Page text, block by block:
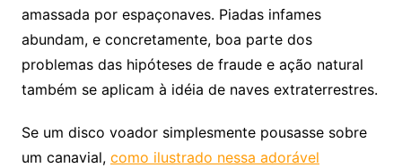
amassada por espaçonaves. Piadas infames
abundam, e concretamente, boa parte dos
problemas das hipóteses de fraude e ação natural
também se aplicam à idéia de naves extraterrestres.
Se um disco voador simplesmente pousasse sobre
um canavial, como ilustrado nessa adorável